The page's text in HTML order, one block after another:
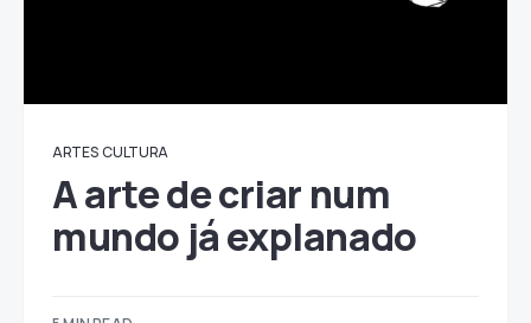
ARTES CULTURA
A arte de criar num
mundo já explanado